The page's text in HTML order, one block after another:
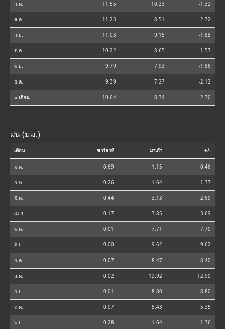
ก.ค. 11.55 10.23 -1.32
ส.ค. 11.23 8.51 -2.72
ก.ย. 11.03 9.15 -1.88
ต.ค. 10.22 8.65 -1.57
พ.ย. 9.79 7.93 -1.86
ธ.ค. 9.39 7.27 -2.12
⌀ เดือน 10.64 8.34 -2.30
ฝน (มม.)
เดือน ชาร์จาห์ มาเก๊า +/-
ม.ค. 0.69 1.15 0.46
ก.พ. 0.26 1.64 1.37
มี.ค. 0.44 3.13 2.69
เม.ย. 0.17 3.85 3.69
พ.ค. 0.01 7.71 7.70
มิ.ย. 0.00 9.62 9.62
ก.ค. 0.07 8.47 8.40
ส.ค. 0.02 12.92 12.90
ก.ย. 0.01 8.80 8.80
ต.ค. 0.07 5.43 5.35
พ.ย. 0.28 1.64 1.36